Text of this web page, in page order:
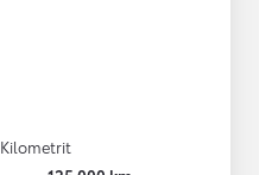
Kilometrit